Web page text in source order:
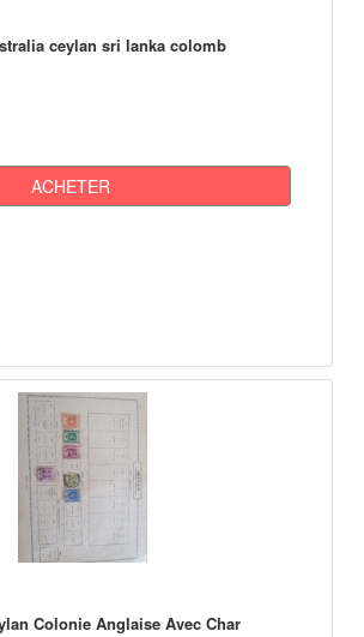
ceylan sri lanka colomb
ACHETER
Colonie Anglaise Avec Char